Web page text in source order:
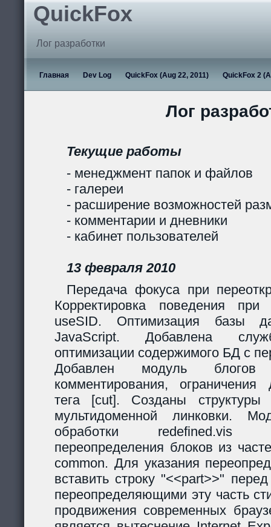
QuickFox
Лог разработки
Главная Dev Log QuickFox (Aug 22, 2011) QuickFox 2
Лог
Текущие работы
- менеджмент папок и файлов
- галереи
- расширение возможностей
- комментарии и дневники
- кабинет пользователей
13 февраля 2010
Передача фокуса при
Корректировка поведения
useSID. Оптимизация базы
JavaScript. Добавлена
оптимизации содержимого БД с
Добавлен модуль
комментирования, ограничения
тега [cut]. Созданы
мультидоменной линковки.
обработки redefined.vis
переопределения блоков из
common. Для указания
вставить строку "<<part>>"
переопределяющими эту часть
продвижения современных